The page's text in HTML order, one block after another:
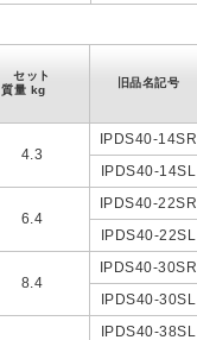
セット
質量 kg
旧品名記号
4.3
IPDS40-14SR
IPDS40-14SL
6.4
IPDS40-22SR
IPDS40-22SL
8.4
IPDS40-30SR
IPDS40-30SL
IPDS40-38SL